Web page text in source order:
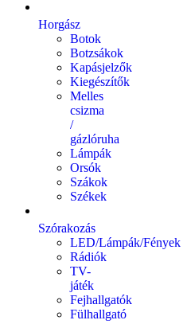
Horgász
Botok
Botzsákok
Kapásjelzők
Kiegészítők
Melles
csizma
/
gázlóruha
Lámpák
Orsók
Szákok
Székek
Szórakozás
LED/Lámpák/Fények
Rádiók
TV-
játék
Fejhallgatók
Fülhallgató